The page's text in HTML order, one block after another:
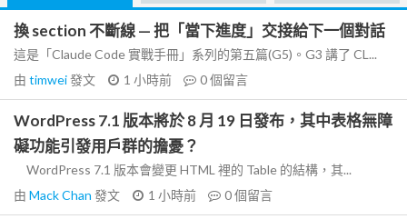
換 section 不斷線 — 把「當下進度」交接給下一個對話
這是「Claude Code 實戰手冊」系列的第五篇(G5)。G3 講了 CL...
由 timwei發文 1 小時前 0個留言
WordPress 7.1 版本將於 8 月 19 日發布，其中表格無障
礙功能引發用戶群的擔憂？
WordPress 7.1 版本會變更 HTML 裡的 Table 的結構，其...
由 Mack Chan 發文 1 小時前 0個留言